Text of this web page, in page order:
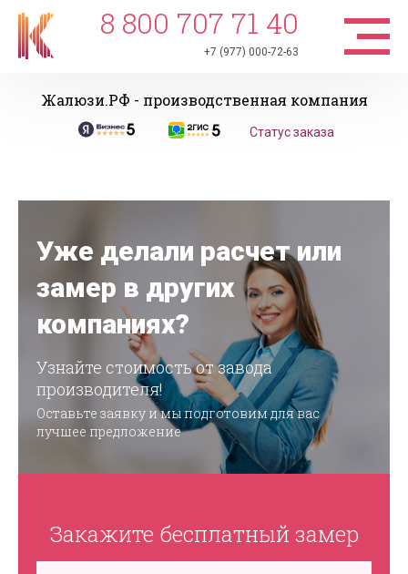
8 800 707 71 40
+7 (977) 000-72-63
Жалюзи.РФ - производственная компания
Статус заказа
Уже делали расчет или
замер в других
компаниях?
Узнайте стоимость от завода
производителя!
Оставьте заявку и мы подготовим для вас
лучшее предложение
Закажите бесплатный замер